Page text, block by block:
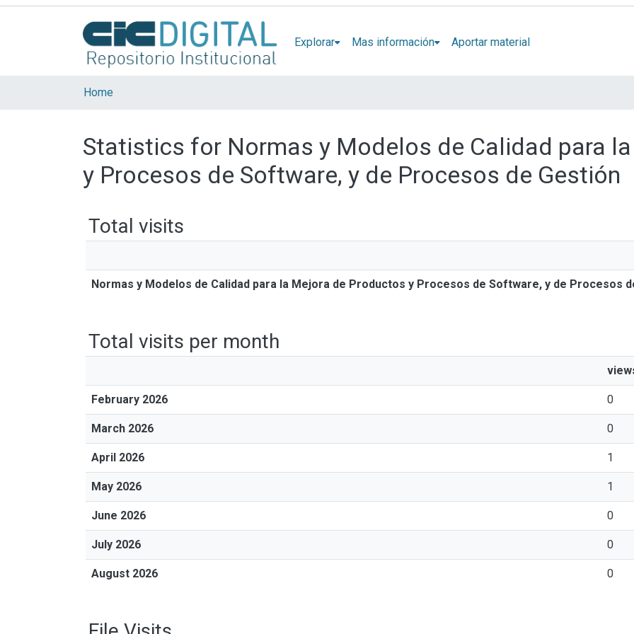
Explorar Mas información Aportar material
Home
Statistics for Normas y Modelos de Calidad para
y Procesos de Software, y de Procesos de Gestión
Total visits
Normas y Modelos de Calidad para la Mejora de Productos y Procesos de Software, y de Procesos
Total visits per month
February 2026 0
March 2026 0
April 2026 1
May 2026 1
June 2026 0
July 2026 0
August 2026 0